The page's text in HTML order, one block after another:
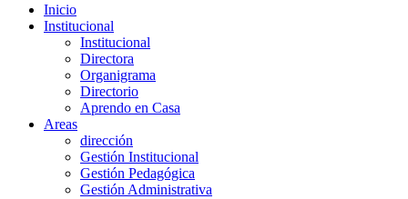
Inicio
Institucional
Institucional
Directora
Organigrama
Directorio
Aprendo en Casa
Areas
dirección
Gestión Institucional
Gestión Pedagógica
Gestión Administrativa